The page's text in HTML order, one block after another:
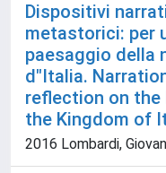
Dispositivi
metastorici: per
paesaggio della
d"Italia.
reflection on the
the Kingdom of
2016 Lombardi,